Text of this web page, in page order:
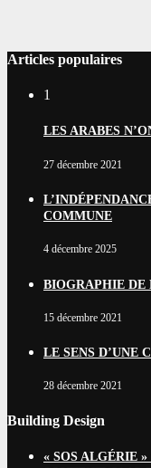
Articles populaires
1
LES ARABES
27 décembre 2021
COMMUNE
4 décembre 2025
BIOGRAPHIE DE
15 décembre 2021
LE SENS D’UNE
28 décembre 2021
Building Design
« SOS ALGÉRIE